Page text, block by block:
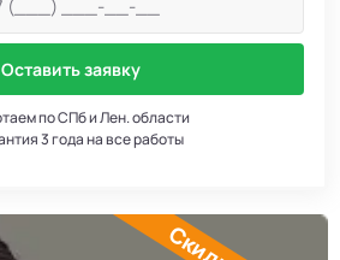
Оставить заявку
по СПб и Лен. области
3 года на все работы